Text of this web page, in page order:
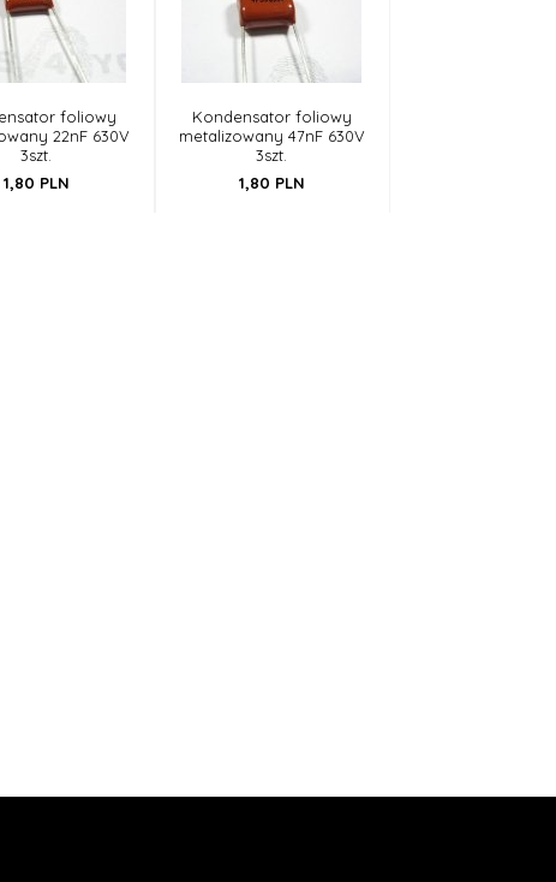
foliowy
22nF 630V
3szt.
1,80 PLN
Kondensator foliowy
metalizowany 47nF 630V
3szt.
1,80 PLN